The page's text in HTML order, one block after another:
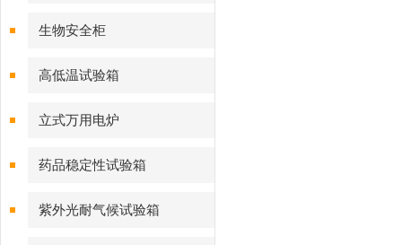
生物安全柜
高低温试验箱
立式万用电炉
药品稳定性试验箱
紫外光耐气候试验箱